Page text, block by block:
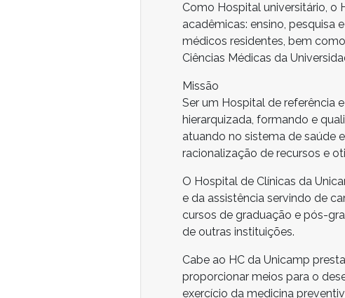
Como Hospital universitário, o
acadêmicas: ensino, pesquisa
médicos residentes, bem
Ciências Médicas da
Missão
Ser um Hospital de referência
hierarquizada, formando e
atuando no sistema de saúde
racionalização de recursos e
O Hospital de Clínicas da
e da assistência servindo de
cursos de graduação e pós-
de outras instituições.
Cabe ao HC da Unicamp
proporcionar meios para o
exercício da medicina